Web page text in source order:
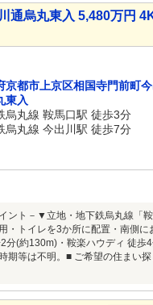
通烏丸東入 5,480万円
京都市上京区相国寺門前町今
東入
烏丸線 鞍馬口駅 徒歩3分
烏丸線 今出川駅 徒歩7分
ント－▼立地・地下鉄烏丸線「
・トイレを3か所に配置・南側
分(約130m)・鞍楽ハウディ 徒
期等は不明。■ ご希望の住ま